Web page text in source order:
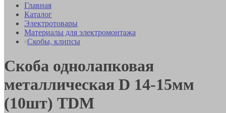
Главная
Каталог
Электротовары
Материалы для электромонтажа
Скобы, клипсы
Скоба однолапковая
металлическая D 14-15мм
(10шт) TDM